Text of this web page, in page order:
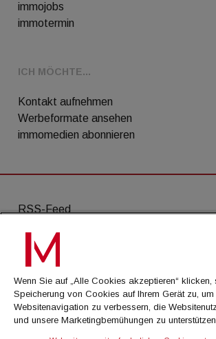
immojobs
immotermin
ICH MÖCHTE...
Kontakt aufnehmen
Werbeformate ansehen
immomedien abonnieren
RSS-Feed
AGB
Datenschutz
Kontakt
Impressum
Wenn Sie auf „Alle Cookies akzeptieren“ klicken,
Speicherung von Cookies auf Ihrem Gerät zu,
Websitenavigation zu verbessern, die
und unsere Marketingbemühungen zu